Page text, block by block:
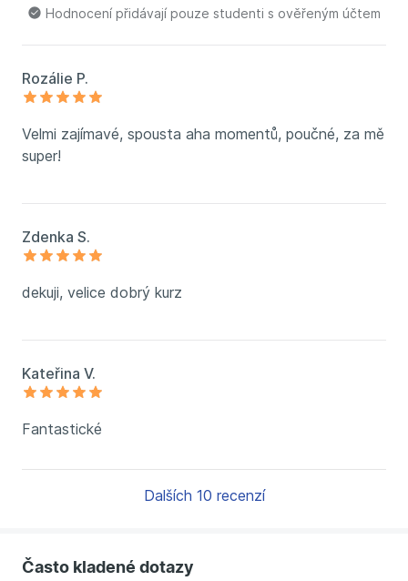
Hodnocení přidávají pouze studenti s ověřeným účtem
Rozálie P.
Velmi zajímavé, spousta aha momentů, poučné, za mě
super!
Zdenka S.
dekuji, velice dobrý kurz
Kateřina V.
Fantastické
Dalších 10 recenzí
Často kladené dotazy